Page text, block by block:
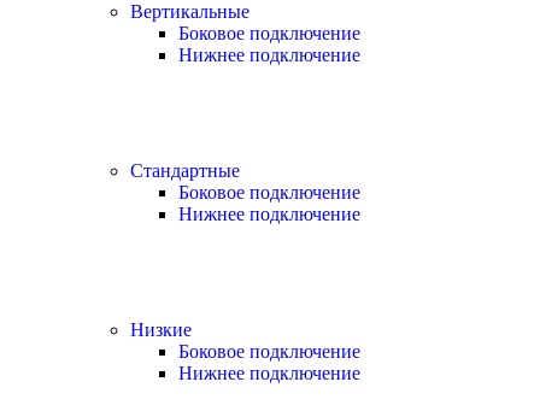
Вертикальные
Боковое подключение
Нижнее подключение
Стандартные
Боковое подключение
Нижнее подключение
Низкие
Боковое подключение
Нижнее подключение